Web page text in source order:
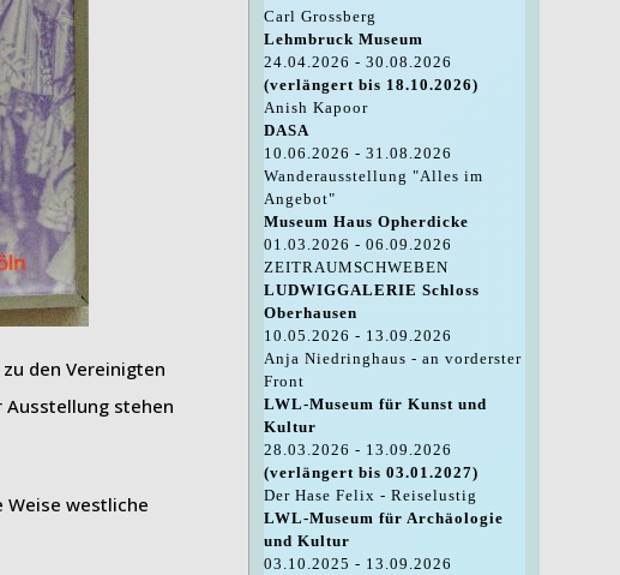
den Vereinigten
Ausstellung stehen
Weise westliche
Carl Grossberg
Lehmbruck Museum
24.04.2026 - 30.08.2026
(verlängert bis 18.10.2026)
Anish Kapoor
DASA
10.06.2026 - 31.08.2026
Wanderausstellung "Alles im
Angebot"
Museum Haus Opherdicke
01.03.2026 - 06.09.2026
ZEITRAUMSCHWEBEN
LUDWIGGALERIE Schloss
Oberhausen
10.05.2026 - 13.09.2026
Anja Niedringhaus - an vorderster
Front
LWL-Museum für Kunst und
Kultur
28.03.2026 - 13.09.2026
(verlängert bis 03.01.2027)
Der Hase Felix - Reiselustig
LWL-Museum für Archäologie
und Kultur
03.10.2025 - 13.09.2026